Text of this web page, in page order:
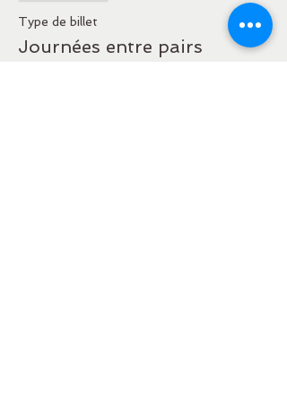
Type de billet
Journées entre pairs